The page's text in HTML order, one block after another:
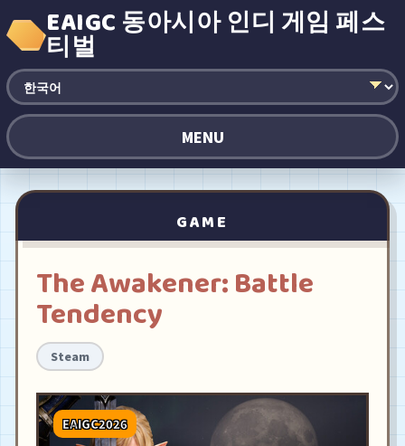
EAIGC 동아시아 인디 게임 페스
티벌
MENU
GAME
The Awakener: Battle
Tendency
Steam
EAIGC2026